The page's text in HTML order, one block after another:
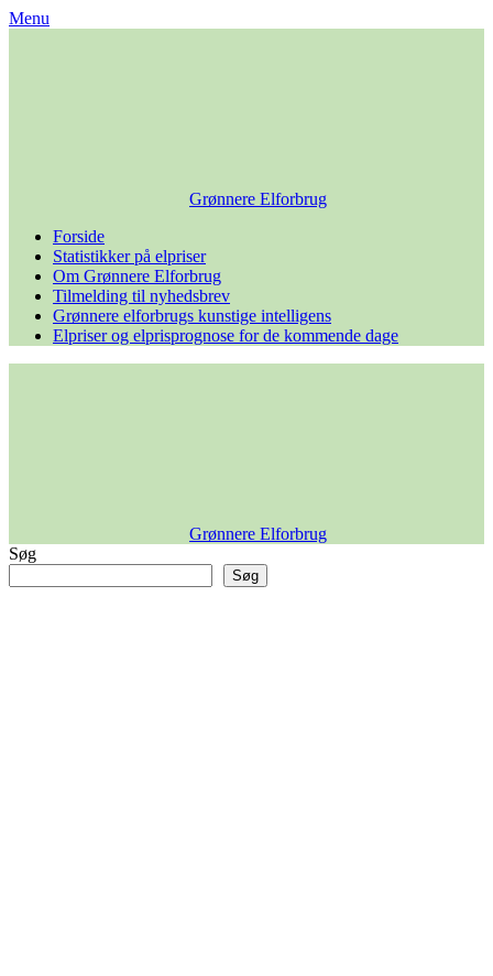
Skip
Menu
Grønnere Elforbrug
Forside
Statistikker på elpriser
Om Grønnere Elforbrug
Tilmelding til nyhedsbrev
Grønnere elforbrugs kunstige intelligens
Elpriser og elprisprognose for de kommende dage
Grønnere Elforbrug
Søg
Søg